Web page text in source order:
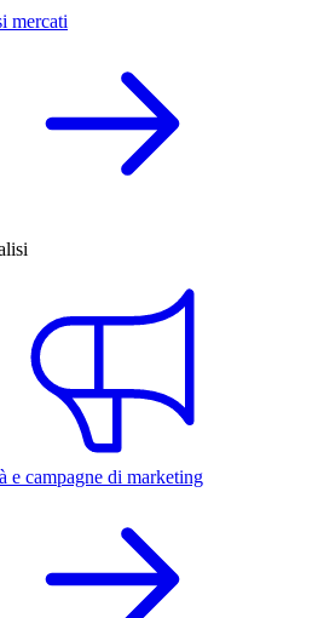
mercati
e campagne di marketing